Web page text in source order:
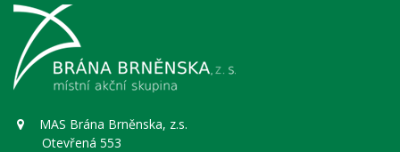
MAS Brána Brněnska, z.s.
Otevřená 553